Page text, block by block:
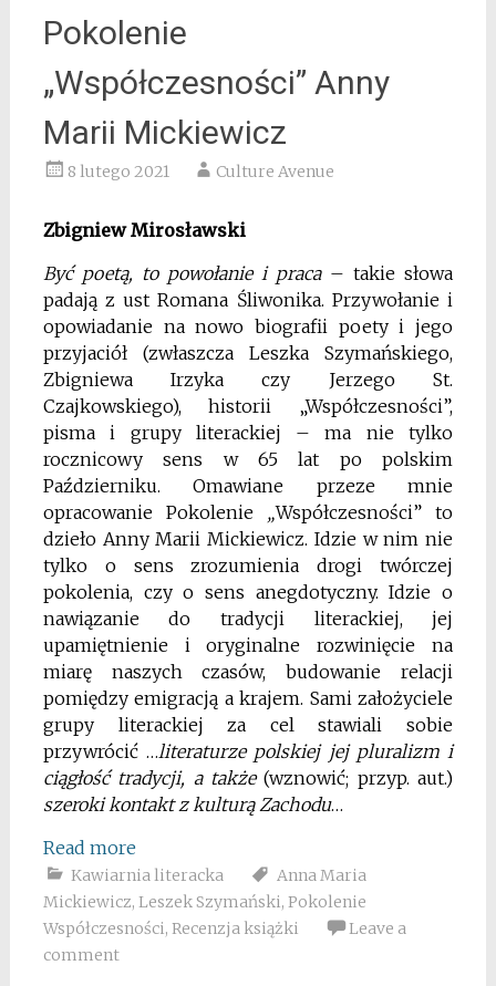
Pokolenie
„Współczesności” Anny
Marii Mickiewicz
8 lutego 2021 Culture Avenue
Zbigniew Mirosławski
Być poetą, to powołanie i praca– takie słowa
padają z ust Romana Śliwonika. Przywołanie i
opowiadanie na nowo biografii poety i jego
przyjaciół (zwłaszcza Leszka Szymańskiego,
Zbigniewa Irzyka czy Jerzego St.
Czajkowskiego), historii „Współczesności”,
pisma i grupy literackiej – ma nie tylko
rocznicowy sens w 65 lat po polskim
Październiku. Omawiane przeze mnie
opracowanie Pokolenie„Współczesności” to
dzieło Anny Marii Mickiewicz. Idzie w nim nie
tylko o sens zrozumienia drogi twórczej
pokolenia, czy o sens anegdotyczny. Idzie o
nawiązanie do tradycji literackiej, jej
upamiętnienie i oryginalne rozwinięcie na
miarę naszych czasów, budowanie relacji
pomiędzy emigracją a krajem. Sami założyciele
grupy literackiej za cel stawiali sobie
przywrócić …literaturze polskiej jej pluralizm i
ciągłość tradycji, a także(wznowić; przyp. aut.)
szeroki kontakt z kulturą Zachodu…
Read more
Kawiarnia literacka
Anna Maria
Mickiewicz, Leszek Szymański, Pokolenie
Współczesności, Recenzja książki
Leave a
comment